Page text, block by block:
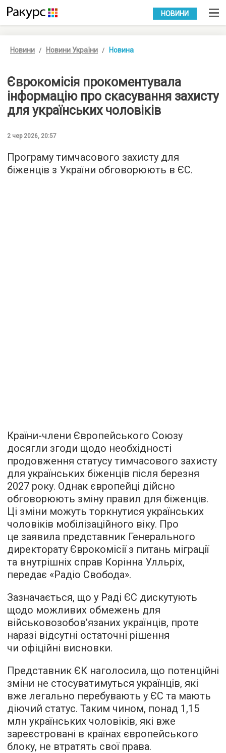
УКР РУС
НОВИНИ
Новини Новини України Новина
Єврокомісія прокоментувала
інформацію про скасування захисту
для українських чоловіків
2 чер 2026, 20:57
Програму тимчасового захисту для
біженців з України обговорюють в ЄС.
Країни-члени Європейського Союзу
досягли згоди щодо необхідності
продовження статусу тимчасового захисту
для українських біженців після березня
2027 року. Однак європейці дійсно
обговорюють зміну правил для біженців.
Ці зміни можуть торкнутися українських
чоловіків мобілізаційного віку. Про
це заявила представник Генерального
директорату Єврокомісії з питань міграції
та внутрішніх справ Корінна Улльріх,
передає «Радіо Свобода».
Зазначається, що у Раді ЄС дискутують
щодо можливих обмежень для
військовозобов’язаних українців, проте
наразі відсутні остаточні рішення
чи офіційні висновки.
Представник ЄК наголосила, що потенційні
зміни не стосуватимуться українців, які
вже легально перебувають у ЄС та мають
діючий статус. Таким чином, понад 1,15
млн українських чоловіків, які вже
зареєстровані в країнах європейського
блоку, не втратять свої права.